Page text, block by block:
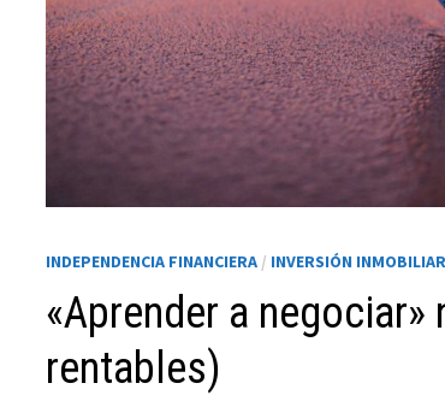
INDEPENDENCIA FINANCIERA / INVERSIÓN
«Aprender a
rentables)
Necesarias
Son
necesarias
para que
funcione la
web.